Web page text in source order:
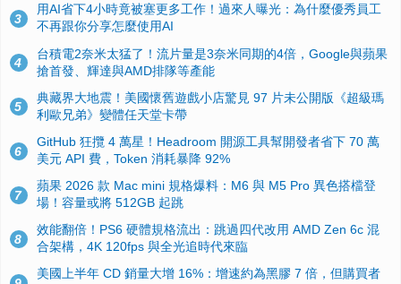
3
用AI省下4小時竟被塞更多工作！過來人曝光：為什麼優秀員工
不再跟你分享怎麼使用AI
4
台積電2奈米太猛了！流片量是3奈米同期的4倍，Google與蘋果
搶首發、輝達與AMD排隊等產能
5
典藏界大地震！美國懷舊遊戲小店驚見 97 片未公開版《超級瑪
利歐兄弟》變體任天堂卡帶
6
GitHub 狂攬 4 萬星！Headroom 開源工具幫開發者省下 70 萬
美元 API 費，Token 消耗暴降 92%
7
蘋果 2026 款 Mac mini 規格爆料：M6 與 M5 Pro 異色搭檔登
場！容量或將 512GB 起跳
8
效能翻倍！PS6 硬體規格流出：跳過四代改用 AMD Zen 6c 混
合架構，4K 120fps 與全光追時代來臨
美國上半年 CD 銷量大增 16%：增速約為黑膠 7 倍，但購買者